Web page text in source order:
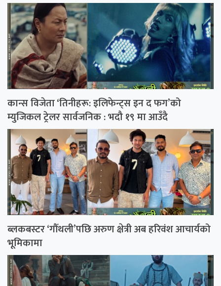
कान्स विजेता ‘तिनीहरू: इलिफेन्ट्स इन द फग’को
म्युजिकल ट्रेलर सार्वजनिक : भदौ १९ मा आउँदै
ब्लकबस्टर ‘गौँथली’पछि अरुण क्षेत्री अब हरिवंश आचार्यको
भूमिकामा